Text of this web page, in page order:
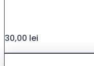
30,00 lei